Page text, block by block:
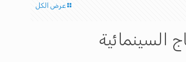
عرض الكل
السينمائية